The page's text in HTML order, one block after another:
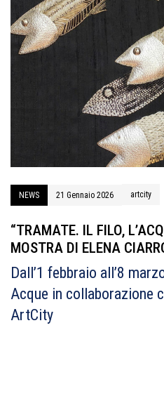
NEWS 21 Gennaio 2026 artcity
“TRAMATE. IL FILO,
MOSTRA DI ELENA
Dall’1 febbraio all’8
Acque in collaborazione
ArtCity